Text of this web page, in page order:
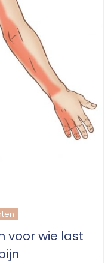
voor wie last